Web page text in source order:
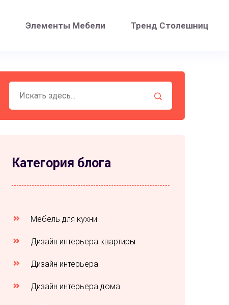
Элементы Мебели Тренд Столешниц
Категория блога
Мебель для кухни
Дизайн интерьера квартиры
Дизайн интерьера
Дизайн интерьера дома